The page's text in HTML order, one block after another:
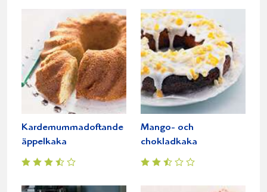
Kardemummadoftande
äppelkaka
Mango- och
chokladkaka